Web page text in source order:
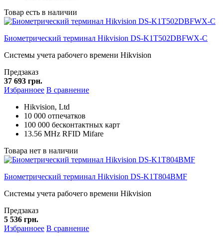
Товар есть в наличии
Биометрический терминал Hikvision DS-K1T502DBFWX-C
Системы учета рабочего времени Hikvision
Предзаказ
37 693 грн.
Избранноее В сравнение
Hikvision, Ltd
10 000 отпечатков
100 000 бесконтактных карт
13.56 MHz RFID Mifare
Товара нет в наличии
Биометрический терминал Hikvision DS-K1T804BMF
Системы учета рабочего времени Hikvision
Предзаказ
5 536 грн.
Избранноее В сравнение